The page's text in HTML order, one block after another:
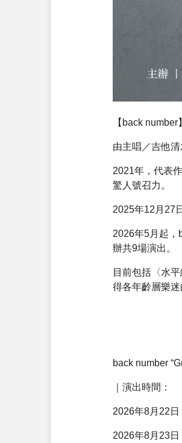
【back number】
由主唱／吉他
2021年，代表
驚人號召力。
2025年12月27
2026年5月起，
辦共9場演出。
目前包括〈水
得各年齡層樂迷
back number
｜演出時間：
2026年8月22
2026年8月23